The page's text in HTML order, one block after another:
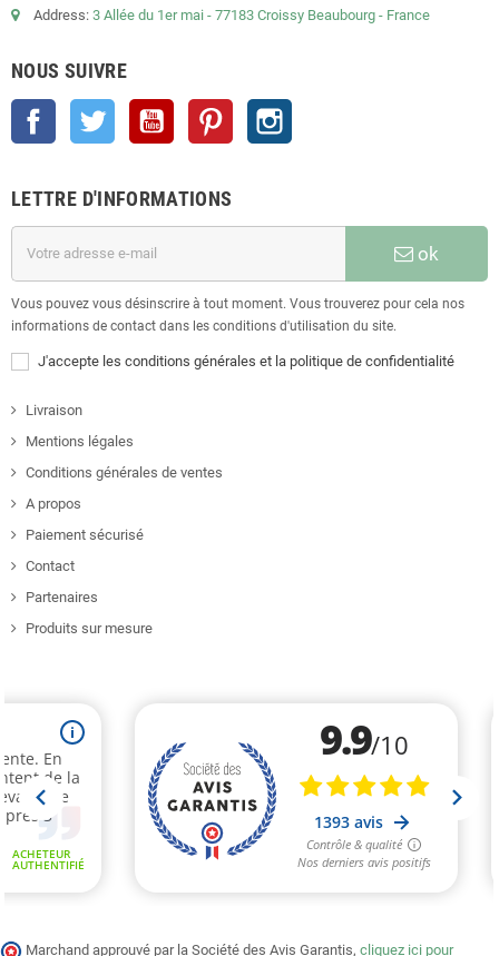
Address: 3 Allée du 1er mai - 77183 Croissy Beaubourg - France
NOUS SUIVRE
Facebook Twitter YouTube Pinterest
LETTRE D'INFORMATIONS
ok
Vous pouvez vous désinscrire à tout moment. Vous trouverez pour cela nos
informations de contact dans les conditions d'utilisation du site.
J'accepte les conditions générales et la politique de confidentialité
Livraison
Mentions légales
Conditions générales de ventes
A propos
Paiement sécurisé
Contact
Partenaires
Produits sur mesure
Marchand approuvé par la Société des Avis Garantis, cliquez ici pour